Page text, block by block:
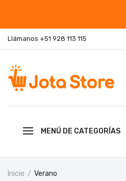
Llámanos +51 928 113 115
MENÚ DE CATEGORÍAS
Inicio Verano